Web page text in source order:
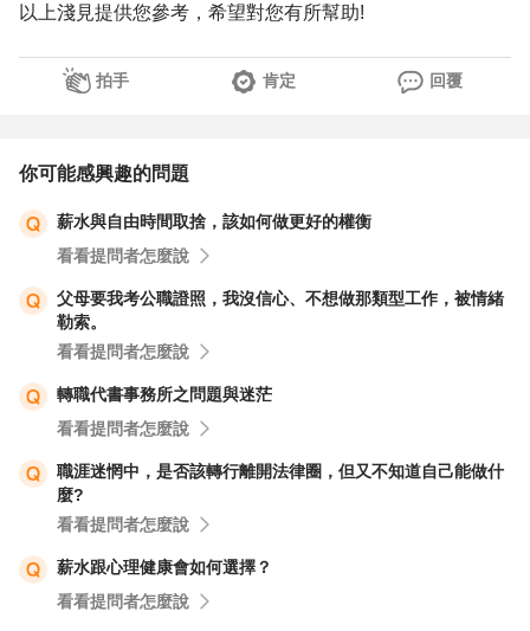
以上淺見提供您參考，希望對您有所幫助!
拍手 肯定 回覆
你可能感興趣的問題
薪水與自由時間取捨，該如何做更好的權衡
看看提問者怎麼說
父母要我考公職證照，我沒信心、不想做那類型工作，被情緒
勒索。
看看提問者怎麼說
轉職代書事務所之問題與迷茫
看看提問者怎麼說
職涯迷惘中，是否該轉行離開法律圈，但又不知道自己能做什
麼?
看看提問者怎麼說
薪水跟心理健康會如何選擇？
看看提問者怎麼說